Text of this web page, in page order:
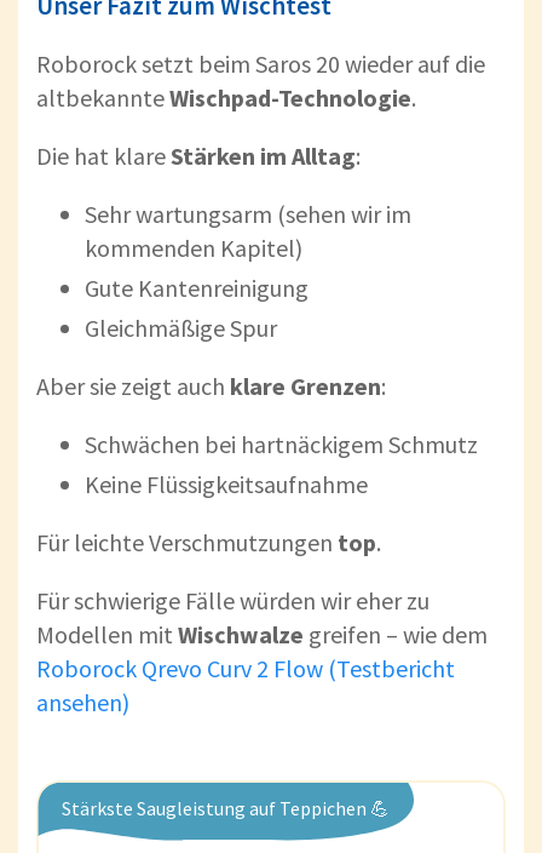
Roborock setzt beim Saros 20 wieder auf die
altbekannteWischpad-Technologie.
Die hat klareStärken im Alltag:
Sehr wartungsarm (sehen wir im
kommenden Kapitel)
Gute Kantenreinigung
Gleichmäßige Spur
Aber sie zeigt auch klare Grenzen:
Schwächen bei hartnäckigem Schmutz
Keine Flüssigkeitsaufnahme
Für leichte Verschmutzungen top.
Für schwierige Fälle würden wir eher zu
Modellen mit Wischwalze greifen – wie dem
Roborock Qrevo Curv 2 Flow (Testbericht
ansehen)
Stärkste Saugleistung auf Teppichen 💪